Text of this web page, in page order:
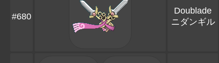
#680
Doublade
ニダンギル